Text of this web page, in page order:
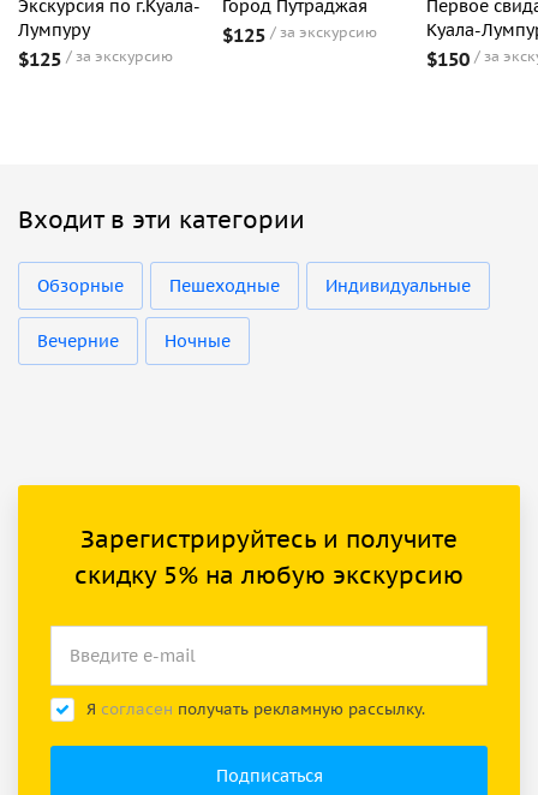
Экскурсия по г.Куала-
Лумпуру
$125 за экскурсию
Город Путраджая
$125 за экскурсию
Первое
Куала-
$150 за
Входит в эти категории
Обзорные Пешеходные Индивидуальные
Вечерние Ночные
Зарегистрируйтесь и получите
скидку 5% на любую экскурсию
Я согласен получать рекламную рассылку.